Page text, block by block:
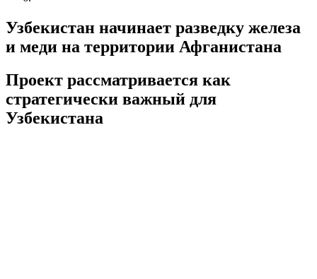
Узбекистан начинает разведку железа
и меди на территории Афганистана
Проект рассматривается как
стратегически важный для
Узбекистана